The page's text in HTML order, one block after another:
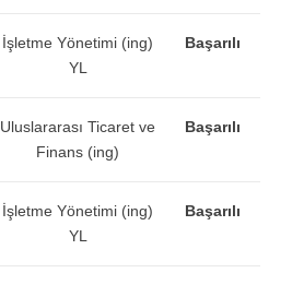
İşletme Yönetimi (ing)
YL
Başarılı
Uluslararası Ticaret ve
Finans (ing)
Başarılı
İşletme Yönetimi (ing)
YL
Başarılı